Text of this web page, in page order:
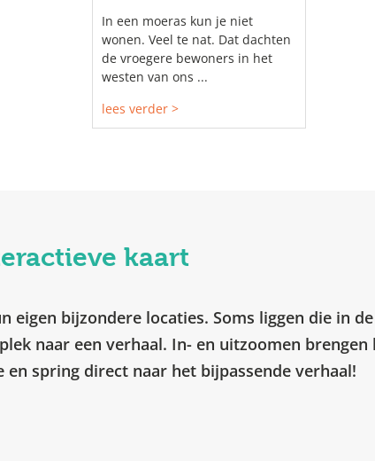
In een moeras kun je niet
wonen. Veel te nat. Dat dachten
de vroegere bewoners in het
westen van ons ...
lees verder >
kaart
eigen bijzondere locaties. Soms liggen die in
naar een verhaal. In- en uitzoomen
en spring direct naar het bijpassende verhaal!